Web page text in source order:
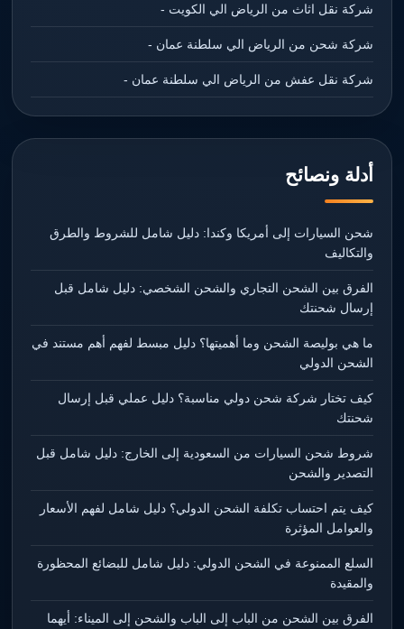
شركة نقل اثاث من الرياض الي الكويت -
شركة شحن من الرياض الي سلطنة عمان -
شركة نقل عفش من الرياض الي سلطنة عمان -
أدلة ونصائح
شحن السيارات إلى أمريكا وكندا: دليل شامل للشروط والطرق
والتكاليف
الفرق بين الشحن التجاري والشحن الشخصي: دليل شامل قبل
إرسال شحنتك
ما هي بوليصة الشحن وما أهميتها؟ دليل مبسط لفهم أهم مستند في
الشحن الدولي
كيف تختار شركة شحن دولي مناسبة؟ دليل عملي قبل إرسال
شحنتك
شروط شحن السيارات من السعودية إلى الخارج: دليل شامل قبل
التصدير والشحن
كيف يتم احتساب تكلفة الشحن الدولي؟ دليل شامل لفهم الأسعار
والعوامل المؤثرة
السلع الممنوعة في الشحن الدولي: دليل شامل للبضائع المحظورة
والمقيدة
الفرق بين الشحن من الباب إلى الباب والشحن إلى الميناء: أيهما